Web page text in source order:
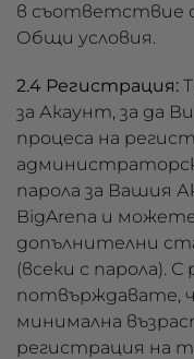
в съответствие
Общи условия.
2.4 Регистрация:
за Акаунт, за да
процеса на
парола за Вашия
BigArena и
допълнителни
(всеки с парола).
потвърждавате,
минимална
регистрация на